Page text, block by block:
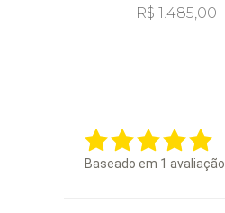
R$ 1.485,00
Baseado em 1 avaliação